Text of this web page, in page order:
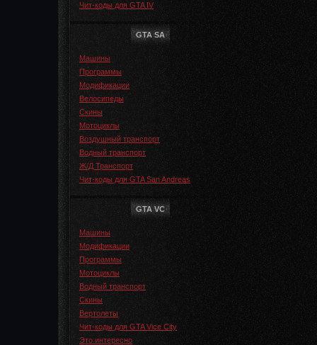
Чит-коды для GTA IV
GTA SA
Машины
Программы
Модификации
Велосипеды
Скины
Мотоциклы
Воздушный транспорт
Водный транспорт
Ж/Д Транспорт
Чит-коды для GTA San Andreas
GTA VC
Машины
Модификации
Программы
Мотоциклы
Водный транспорт
Скины
Вертолеты
Чит-коды для GTA Vice City
Это интересно